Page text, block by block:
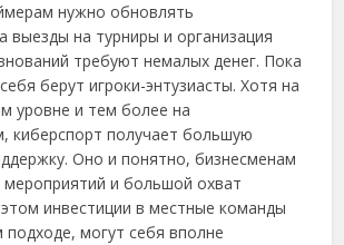
нужно обновлять
выезды на турниры и организация
требуют немалых денег. Пока
берут игроки-энтузиасты. Хотя на
уровне и тем более на
киберспорт получает большую
Оно и понятно, бизнесменам
и большой охват
инвестиции в местные команды
могут себя вполне